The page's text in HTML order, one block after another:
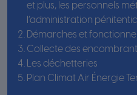
et plus, les personnels
l’administration
Démarches et
Collecte des
Les déchetteries
Plan Climat Air Énergie